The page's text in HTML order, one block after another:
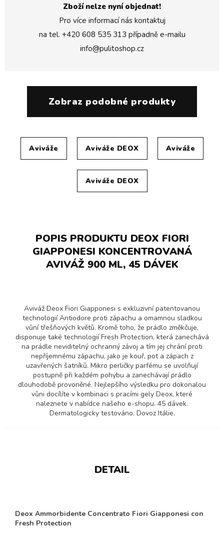
Zboží nelze nyní objednat!
Pro více informací nás kontaktuj
na tel. +420 608 535 313 případně e-mailu
info@pulitoshop.cz
Zobraz podobné produkty
Aviváže Aviváže DEOX Aviváže
Aviváže DEOX
POPIS PRODUKTU DEOX FIORI
GIAPPONESI KONCENTROVANÁ
AVIVÁŽ 900 ML, 45 DÁVEK
Aviváž Deox Fiori Giapponesi s exkluzivní patentovanou
technologií Antiodore proti zápachu a omamnou sladkou
vůní třešňových květů. Kromě toho, že prádlo změkčuje,
disponuje také technologií Fresh Protection, která zanechává
na prádle neviditelný ochranný závoj a tím jej chrání proti
nepříjemnému zápachu, jako je kouř, pot a zápach z
uzavřených šatníků. Mikro perličky parfému se uvolňují
postupně při každém pohybu a zanechávají prádlo
dlouhodobě provoněné. Nejlepšího výsledku pro dokonalou
vůni docílíte v kombinaci s pracími gely Deox, které
naleznete v nabídce našeho e-shopu. 45 dávek.
Dermatologicky testováno. Dovoz Itálie.
DETAIL
Deox Ammorbidente Concentrato Fiori Giapponesi con
Fresh Protection